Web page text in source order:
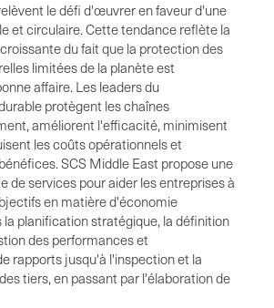
le défi d'œuvrer en faveur d'une
et circulaire. Cette tendance reflète la
du fait que la protection des
limitées de la planète est
affaire. Les leaders du
protègent les chaînes
améliorent l'efficacité, minimisent
les coûts opérationnels et
SCS Middle East propose une
de services pour aider les entreprises à
en matière d'économie
la planification stratégique, la définition
des performances et
rapports jusqu'à l'inspection et la
tiers, en passant par l'élaboration de